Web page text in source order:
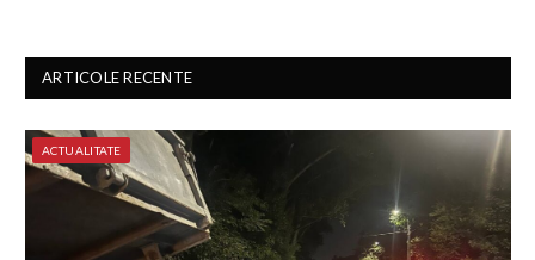
ARTICOLE RECENTE
ACTUALITATE